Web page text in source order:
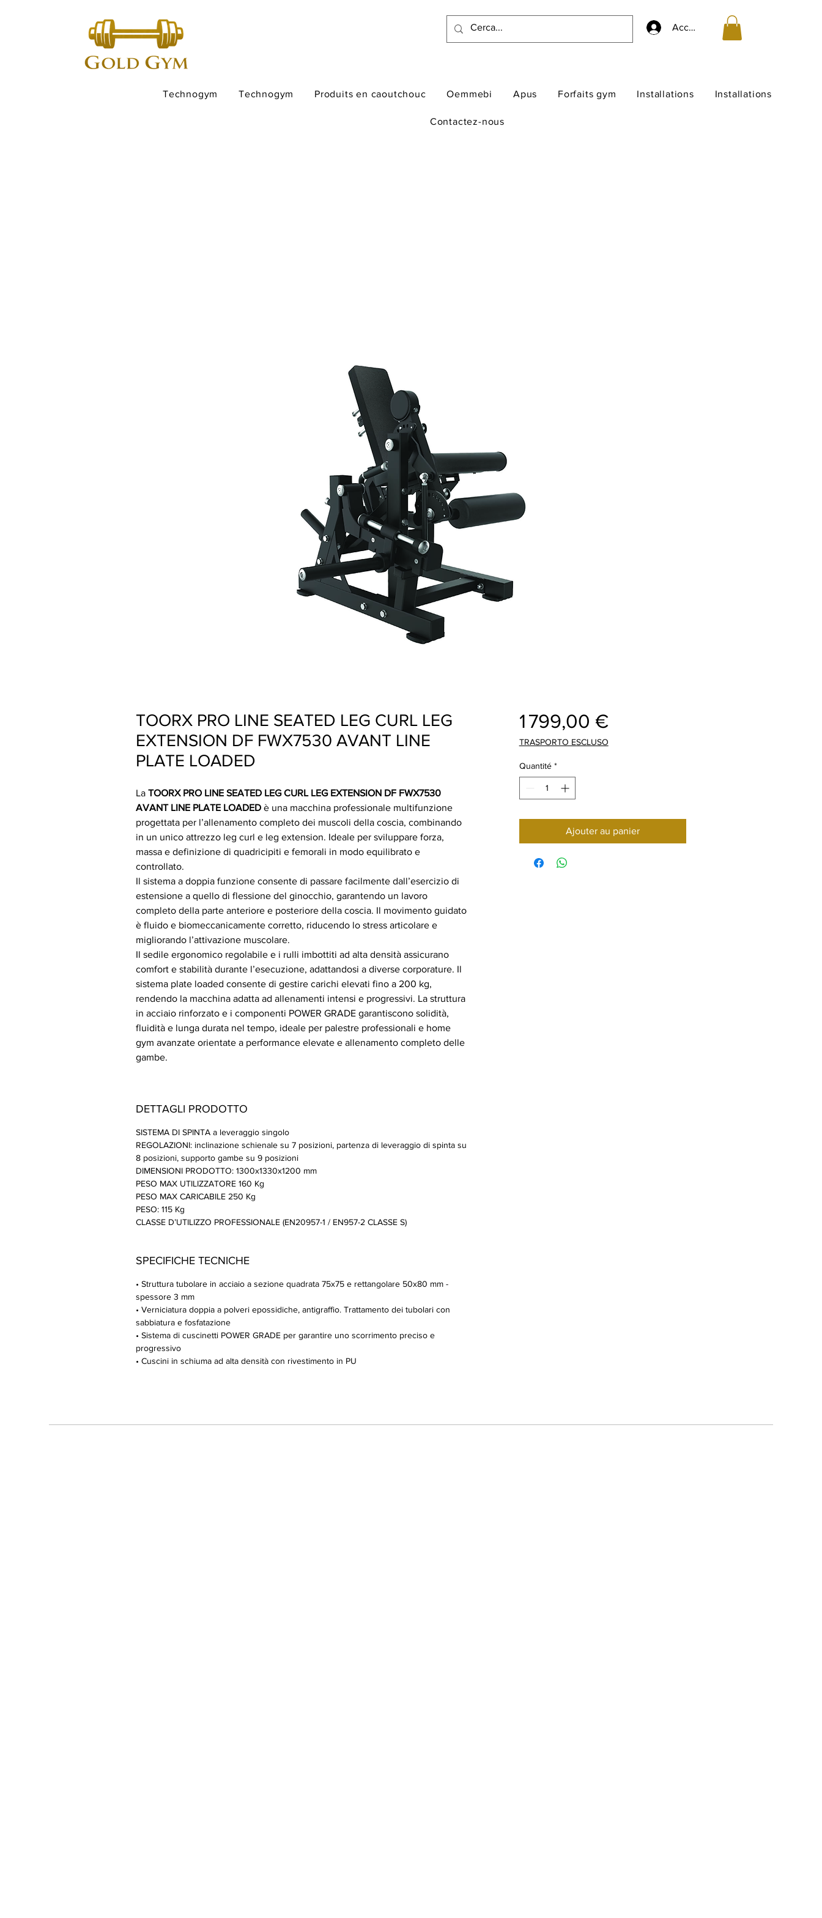
Accedi
Technogym Technogym Produits en caoutchouc Oemmebi Apus Forfaits gym Installations Installations
Contactez-nous
TOORX PRO LINE SEATED LEG CURL LEG
EXTENSION DF FWX7530 AVANT LINE
PLATE LOADED
La TOORX PRO LINE SEATED LEG CURL LEG EXTENSION DF FWX7530
AVANT LINE PLATE LOADED è una macchina professionale multifunzione
progettata per l’allenamento completo dei muscoli della coscia, combinando
in un unico attrezzo leg curl e leg extension. Ideale per sviluppare forza,
massa e definizione di quadricipiti e femorali in modo equilibrato e
controllato.
Il sistema a doppia funzione consente di passare facilmente dall’esercizio di
estensione a quello di flessione del ginocchio, garantendo un lavoro
completo della parte anteriore e posteriore della coscia. Il movimento guidato
è fluido e biomeccanicamente corretto, riducendo lo stress articolare e
migliorando l’attivazione muscolare.
Il sedile ergonomico regolabile e i rulli imbottiti ad alta densità assicurano
comfort e stabilità durante l’esecuzione, adattandosi a diverse corporature. Il
sistema plate loaded consente di gestire carichi elevati fino a 200 kg,
rendendo la macchina adatta ad allenamenti intensi e progressivi. La struttura
in acciaio rinforzato e i componenti POWER GRADE garantiscono solidità,
fluidità e lunga durata nel tempo, ideale per palestre professionali e home
gym avanzate orientate a performance elevate e allenamento completo delle
gambe.
DETTAGLI PRODOTTO
SISTEMA DI SPINTA a leveraggio singolo
REGOLAZIONI: inclinazione schienale su 7 posizioni, partenza di leveraggio di spinta su
8 posizioni, supporto gambe su 9 posizioni
DIMENSIONI PRODOTTO: 1300x1330x1200 mm
PESO MAX UTILIZZATORE 160 Kg
PESO MAX CARICABILE 250 Kg
PESO: 115 Kg
CLASSE D’UTILIZZO PROFESSIONALE (EN20957-1 / EN957-2 CLASSE S)
SPECIFICHE TECNICHE
• Struttura tubolare in acciaio a sezione quadrata 75x75 e rettangolare 50x80 mm -
spessore 3 mm
• Verniciatura doppia a polveri epossidiche, antigraffio. Trattamento dei tubolari con
sabbiatura e fosfatazione
• Sistema di cuscinetti POWER GRADE per garantire uno scorrimento preciso e
progressivo
• Cuscini in schiuma ad alta densità con rivestimento in PU
1 799,00 €Prix
TRASPORTO ESCLUSO
Quantité *
Ajouter au panier